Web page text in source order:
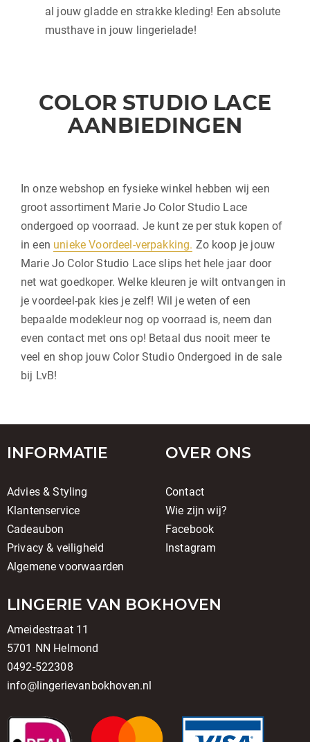
al jouw gladde en strakke kleding! Een absolute
musthave in jouw lingerielade!
COLOR STUDIO LACE
AANBIEDINGEN
In onze webshop en fysieke winkel hebben wij een
groot assortiment Marie Jo Color Studio Lace
ondergoed op voorraad. Je kunt ze per stuk kopen of
in een unieke Voordeel-verpakking. Zo koop je jouw
Marie Jo Color Studio Lace slips het hele jaar door
net wat goedkoper. Welke kleuren je wilt ontvangen in
je voordeel-pak kies je zelf! Wil je weten of een
bepaalde modekleur nog op voorraad is, neem dan
even contact met ons op! Betaal dus nooit meer te
veel en shop jouw Color Studio Ondergoed in de sale
bij LvB!
INFORMATIE
Advies & Styling
Klantenservice
Cadeaubon
Privacy & veiligheid
Algemene voorwaarden
OVER ONS
Contact
Wie zijn wij?
Facebook
Instagram
LINGERIE VAN BOKHOVEN
Ameidestraat 11
5701 NN Helmond
0492-522308
info@lingerievanbokhoven.nl